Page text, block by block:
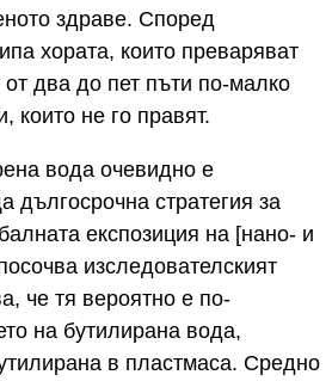
здраве. Според
хората, които преваряват
два до пет пъти по-малко
които не го правят.
вода очевидно е
дългосрочна стратегия за
експозиция на [нано- и
изследователският
че тя вероятно е по-
на бутилирана вода,
в пластмаса. Средно